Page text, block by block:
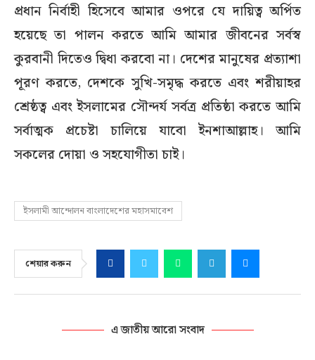
প্রধান নির্বাহী হিসেবে আমার ওপরে যে দায়িত্ব অর্পিত
হয়েছে তা পালন করতে আমি আমার জীবনের সর্বস্ব
কুরবানী দিতেও দ্বিধা করবো না। দেশের মানুষের প্রত্যাশা
পূরণ করতে, দেশকে সুখি-সমৃদ্ধ করতে এবং শরীয়াহর
শ্রেষ্ঠত্ব এবং ইসলামের সৌন্দর্য সর্বত্র প্রতিষ্ঠা করতে আমি
সর্বাত্মক প্রচেষ্টা চালিয়ে যাবো ইনশাআল্লাহ। আমি
সকলের দোয়া ও সহযোগীতা চাই।
ইসলামী আন্দোলন বাংলাদেশের মহাসমাবেশ
শেয়ার করুন
এ জাতীয় আরো সংবাদ